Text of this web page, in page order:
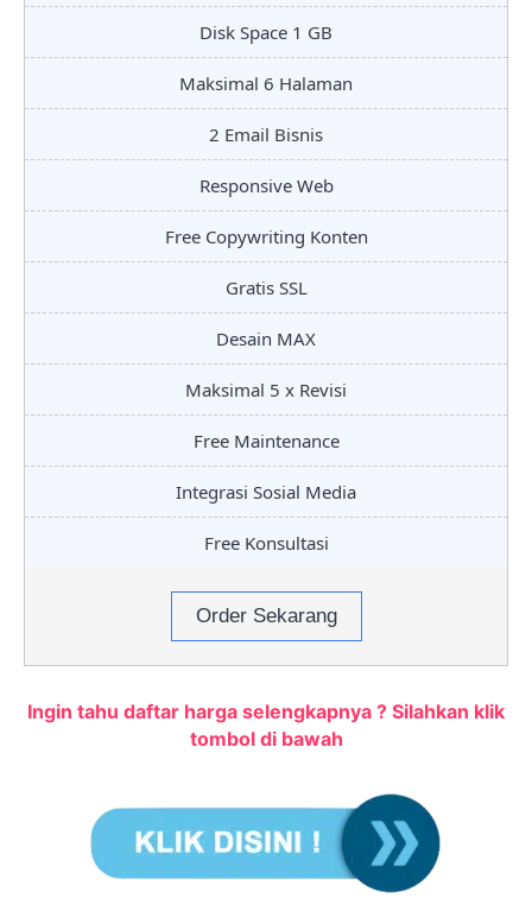
Disk Space 1 GB
Maksimal 6 Halaman
2 Email Bisnis
Responsive Web
Free Copywriting Konten
Gratis SSL
Desain MAX
Maksimal 5 x Revisi
Free Maintenance
Integrasi Sosial Media
Free Konsultasi
Order Sekarang
Ingin tahu daftar harga selengkapnya ? Silahkan klik
tombol di bawah